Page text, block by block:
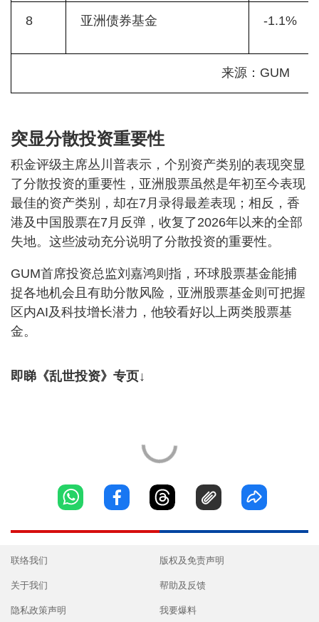
8 亚洲债券基金 -1.1%
来源：GUM
突显分散投资重要性
积金评级主席丛川普表示，个别资产类别的表现突显
了分散投资的重要性，亚洲股票虽然是年初至今表现
最佳的资产类别，却在7月录得最差表现；相反，香
港及中国股票在7月反弹，收复了2026年以来的全部
失地。这些波动充分说明了分散投资的重要性。
GUM首席投资总监刘嘉鸿则指，环球股票基金能捕
捉各地机会且有助分散风险，亚洲股票基金则可把握
区内AI及科技增长潜力，他较看好以上两类股票基
金。
即睇《乱世投资》专页↓
联络我们
关于我们
隐私政策声明
版权及免责声明
帮助及反馈
我要爆料